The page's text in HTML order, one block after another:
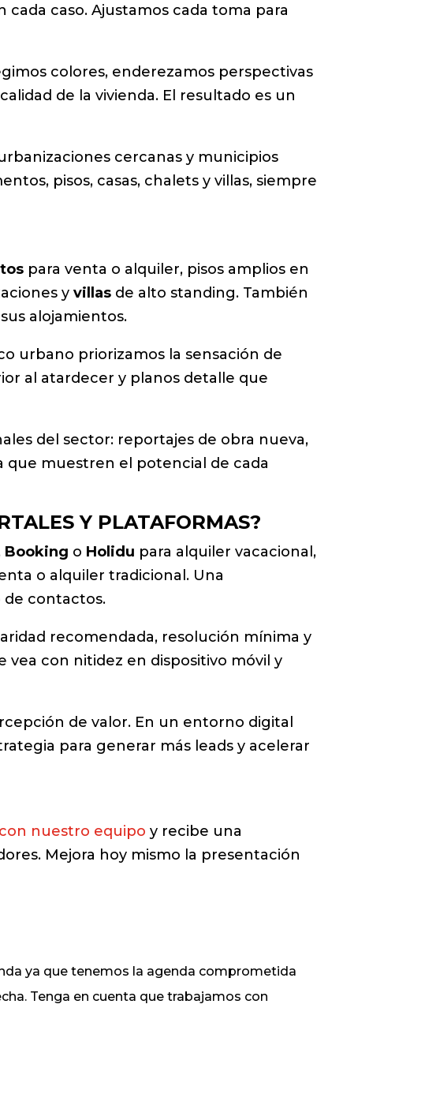
caso. Ajustamos cada toma para
colores, enderezamos perspectivas
de la vivienda. El resultado es un
cercanas y municipios
pisos, casas, chalets y villas, siempre
para venta o alquiler, pisos amplios en
yvillas de alto standing. También
alojamientos.
urbano priorizamos la sensación de
al atardecer y planos detalle que
del sector: reportajes de obra nueva,
que muestren el potencial de cada
Y PLATAFORMAS?
Booking o Holidu para alquiler vacacional,
o alquiler tradicional. Una
contactos.
recomendada, resolución mínima y
vea con nitidez en dispositivo móvil y
de valor. En un entorno digital
para generar más leads y acelerar
nuestro equipo y recibe una
Mejora hoy mismo la presentación
ya que tenemos la agenda comprometida
Tenga en cuenta que trabajamos con